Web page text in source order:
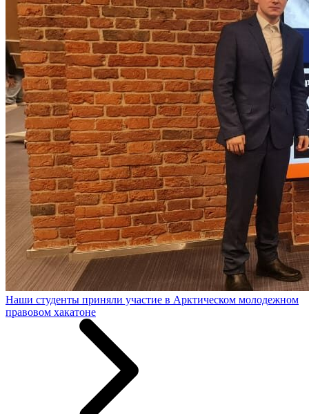
Наши студенты приняли участие в Арктическом молодежном
правовом хакатоне